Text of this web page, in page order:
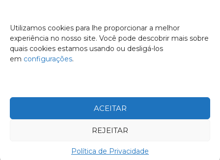
Utilizamos cookies para lhe proporcionar a melhor
experiência no nosso site. Você pode descobrir mais sobre
quais cookies estamos usando ou desligá-los
em configurações.
ACEITAR
REJEITAR
Política de Privacidade
Todos os direitos reservados © 2023.
Empresa Certificada: